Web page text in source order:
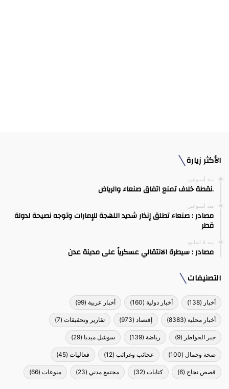
الأكثر زيارة
منذ أسبوعين
.نقطة خلاف تمنع اتفاق صنعاء والرياض
منذ أسبوعين
مصادر : صنعاء تطلق إنذار شديد اللهجة للإمارات وتوجه نصيحة لدولة
قطر
منذ 4 أسابيع
مصادر : سيطرة الانتقالي عسكرياً على مدينة عدن
التصنيفات
أخبار (138) أخبار دولية (160) أخبار عربية (99)
أخبار محلية (8383) إقتصاد (973) تقارير وتحقيقات (7)
جبر الخواطر (9) رياضة (139) سوشل ميديا (29)
صحة وجمال (100) عجائب وغرائب (12) فعاليات (45)
قصص نجاح (6) كتابات (32) مجتمع مدني (23) منوعات (66)